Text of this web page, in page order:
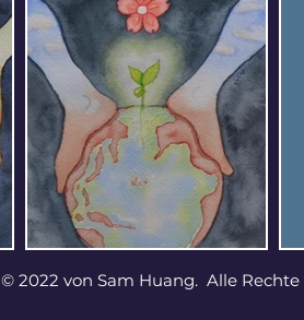
© 2022 von Sam Huang. Alle